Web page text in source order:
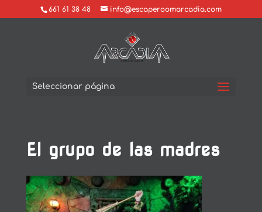
661 61 38 48 info@escaperoomarcadia.com
Seleccionar página
El grupo de las madres